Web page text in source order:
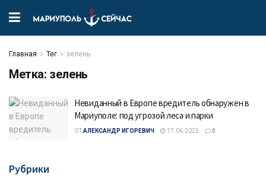
Главная Тег зелень
Метка: зелень
Невиданный в Европе вредитель обнаружен в
Мариуполе: под угрозой леса и парки
ОТАЛЕКСАНДР ИГОРЕВИЧ 17.06.2025 0
Рубрики